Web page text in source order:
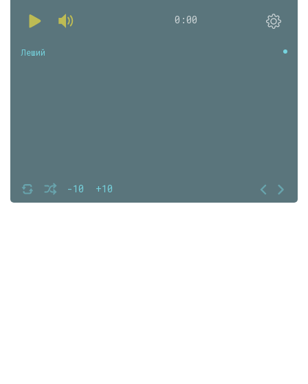
0:00
-10 +10
Леший